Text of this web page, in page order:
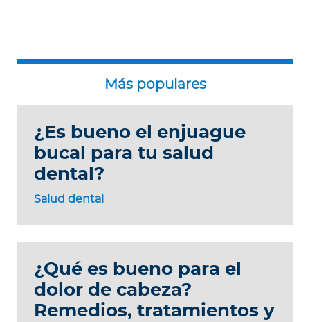
Salud dental
¿Es bueno el enjuague
bucal para tu salud
dental?
¿Qué es bueno para el
dolor de cabeza?
Remedios, tratamientos y